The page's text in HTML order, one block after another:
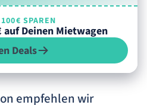
SPAREN
auf Deinen Mietwagen
Deals
empfehlen wir